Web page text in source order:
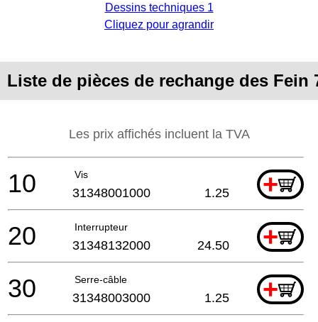
Dessins techniques 1
Cliquez pour agrandir
Liste de pièces de rechange des Fein
Les prix affichés incluent la TVA
Vis +
10 31348001000 1.25
Interrupteur +
20 31348132000 24.50
Serre-câble +
30 31348003000 1.25